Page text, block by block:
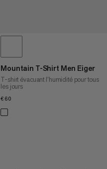
Mountain T-Shirt Men Eiger
T-shirt évacuant l’humidité pour tous
les jours
€60